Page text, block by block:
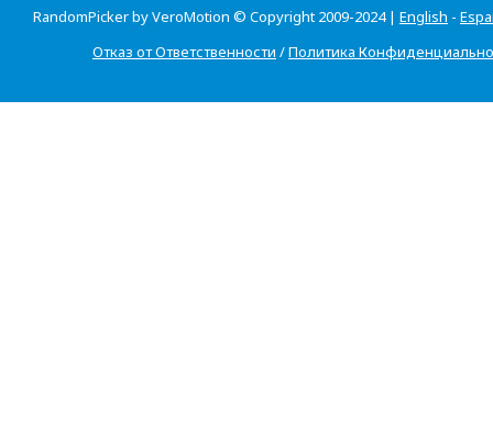
RandomPicker by VeroMotion © Copyright 2009-2024 | English -
Отказ от Ответственности /Политика